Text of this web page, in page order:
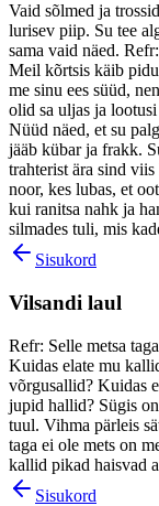
Vaid sõlmed ja
lurisev piip. Su tee
sama vaid näed.
Meil kõrtsis käib
me sinu ees süüd,
olid sa uljas ja
Nüüd näed, et su
jääb kübar ja frakk.
trahterist ära sind
noor, kes lubas, et
kui ranitsa nahk ja
silmades tuli, mis
Sisukord
Vilsandi laul
Refr: Selle metsa
Kuidas elate mu
võrgusallid? Kuidas
jupid hallid? Sügis
tuul. Vihma pärleis
taga ei ole mets on
kallid pikad haisvad
Sisukord